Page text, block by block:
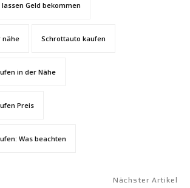
Geld bekommen
nähe Schrottauto kaufen
in der Nähe
Preis
Was beachten
Nächster Artikel